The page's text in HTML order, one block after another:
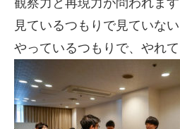
見ているつもりで見ていない
やっているつもりで、やれて